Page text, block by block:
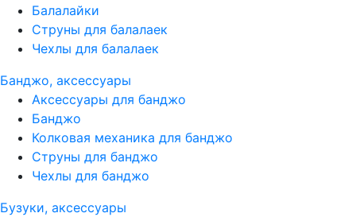
Балалайки
Струны для балалаек
Чехлы для балалаек
Банджо, аксессуары
Аксессуары для банджо
Банджо
Колковая механика для банджо
Струны для банджо
Чехлы для банджо
Бузуки, аксессуары